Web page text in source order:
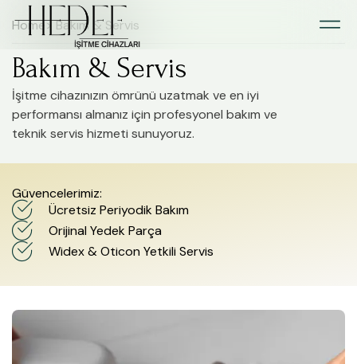
Home> Bakım & Servis
Bakım & Servis
İşitme cihazınızın ömrünü uzatmak ve en iyi
performansı almanız için profesyonel bakım ve
teknik servis hizmeti sunuyoruz.
Güvencelerimiz:
Ücretsiz Periyodik Bakım
Orijinal Yedek Parça
Widex & Oticon Yetkili Servis